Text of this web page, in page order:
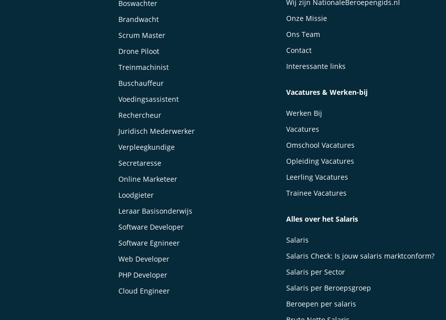
Boswachter
Brandwacht
Scrum Master
Drone Piloot
Treinmachinist
Buschauffeur
Voedingsassistent
Rechercheur
Juridisch Mederwerker
Verpleegkundige
Secretaresse
Online Marketeer
Loodgieter
Leraar Basisonderwijs
Software Developer
Software Egnineer
Web Developer
PHP Developer
Cloud Engineer
Wij zijn NationaleBeroepengids.nl
Onze Missie
Ons Team
Contact
Interessante links
Vacatures & Werken-bij
Werken Bij
Vacatures
Omschool Vacatures
Opleiding Vacatures
Leerling Vacatures
Trainee Vacatures
Alles over het Salaris
Salaris
Salaris Check: Is jouw salaris marktconform?
Salaris per Sector
Salaris per Beroepsgroep
Beroepen per salaris